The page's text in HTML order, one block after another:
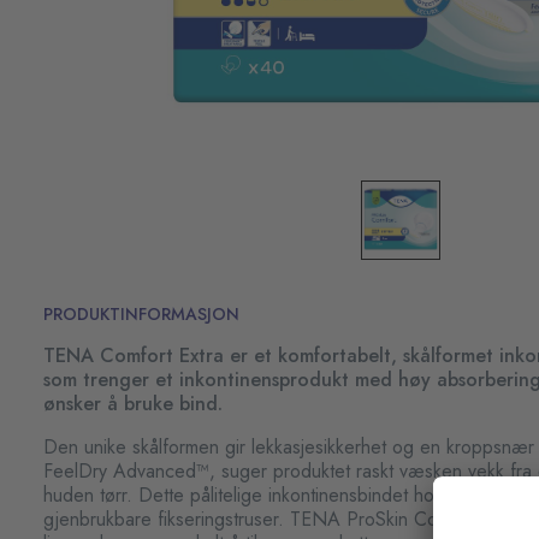
PRODUKTINFORMASJON
TENA Comfort Extra er et komfortabelt, skålformet
som trenger et inkontinensprodukt med høy
ønsker å bruke bind.
Den unike skålformen gir lekkasjesikkerhet og en
FeelDry Advanced™, suger produktet raskt væsken vekk
huden tørr. Dette pålitelige inkontinensbindet holdes på plass
gjenbrukbare fikseringstruser. TENA ProSkin Comfort kan